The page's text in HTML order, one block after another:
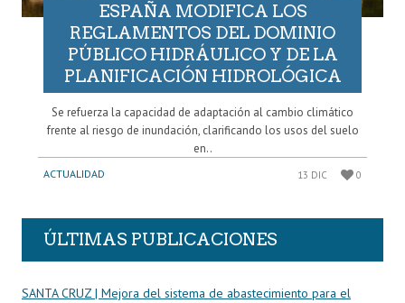
ESPAÑA MODIFICA LOS
REGLAMENTOS DEL DOMINIO
PÚBLICO HIDRÁULICO Y DE LA
PLANIFICACIÓN HIDROLÓGICA
Se refuerza la capacidad de adaptación al cambio climático
frente al riesgo de inundación, clarificando los usos del suelo
en..
ACTUALIDAD 13 DIC 0
ÚLTIMAS PUBLICACIONES
SANTA CRUZ | Mejora del sistema de abastecimiento para el